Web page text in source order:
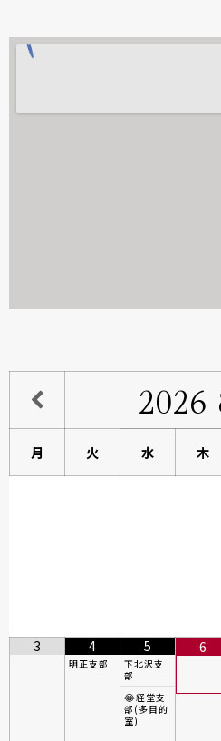
2026
月 火 水 木
3 4
明正支部
5
下北沢支
部
😂経堂支
部(多目的
室)
6